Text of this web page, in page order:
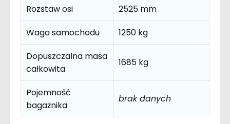
Rozstaw osi
2525 mm
Waga samochodu
1250 kg
Dopuszczalna masa
całkowita
1685 kg
Pojemność
bagażnika
brak danych